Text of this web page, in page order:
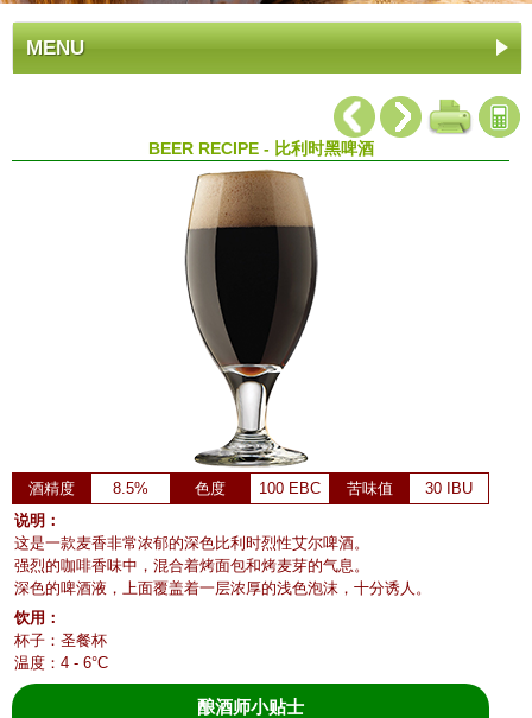
MENU
BEER RECIPE - 比利时黑啤酒
酒精度 8.5% 色度 100 EBC 苦味值
30 IBU
说明：
这是一款麦香非常浓郁的深色比利时烈性艾尔啤酒。
强烈的咖啡香味中，混合着烤面包和烤麦芽的气息。
深色的啤酒液，上面覆盖着一层浓厚的浅色泡沫，十分诱人。
饮用：
杯子：圣餐杯
温度：4 - 6°C
酿酒师小贴士